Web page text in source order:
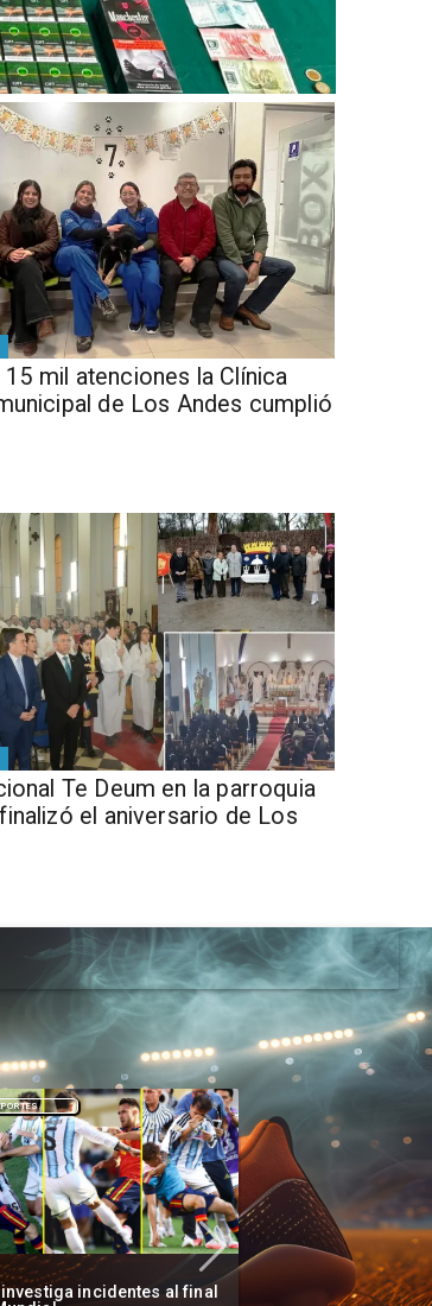
mil atenciones la Clínica
de Los Andes cumplió
Te Deum en la parroquia
el aniversario de Los
gana su segundo
Lionel Messi llora